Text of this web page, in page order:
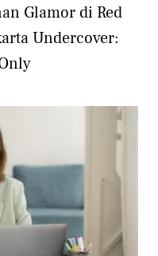
Glamor di Red
Undercover: